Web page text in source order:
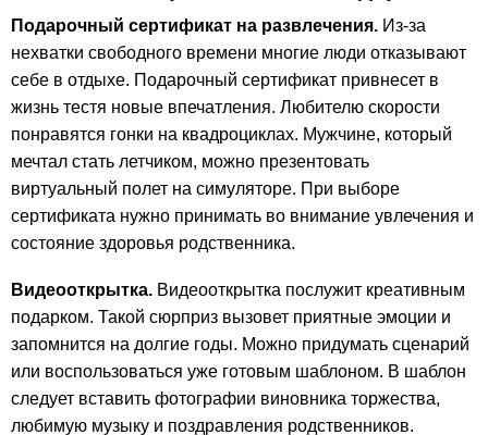
Подарочный сертификат на развлечения. Из-за
нехватки свободного времени многие люди отказывают
себе в отдыхе. Подарочный сертификат привнесет в
жизнь тестя новые впечатления. Любителю скорости
понравятся гонки на квадроциклах. Мужчине, который
мечтал стать летчиком, можно презентовать
виртуальный полет на симуляторе. При выборе
сертификата нужно принимать во внимание увлечения и
состояние здоровья родственника.
Видеооткрытка. Видеооткрытка послужит креативным
подарком. Такой сюрприз вызовет приятные эмоции и
запомнится на долгие годы. Можно придумать сценарий
или воспользоваться уже готовым шаблоном. В шаблон
следует вставить фотографии виновника торжества,
любимую музыку и поздравления родственников.